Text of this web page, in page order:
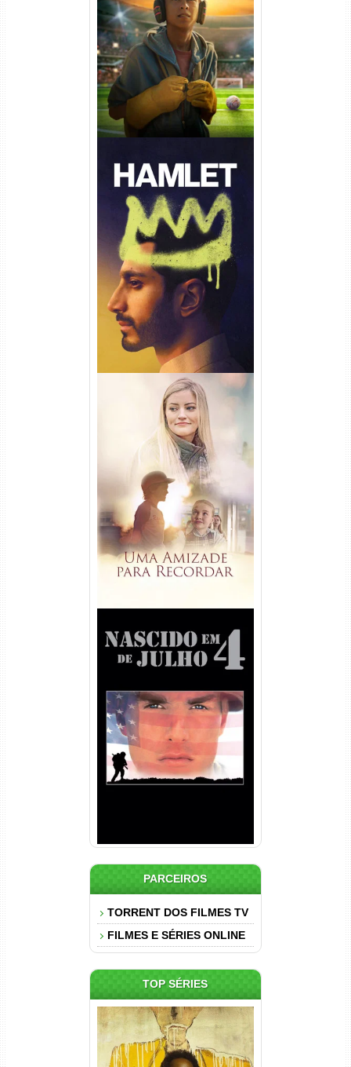
Um Goleiro Muito Improvável
Torrent (2026) WEB-DL 1080p
Dual Áudio
Hamlet Torrent (2026) WEB-
DL 1080p Dual Áudio
Uma Amizade para Recordar
Torrent (2025) WEB-DL 1080p
Dual Áudio
Nascido em 4 de Julho
Torrent (1989) WEB-DL 1080p
Dual Áudio
PARCEIROS
TORRENT DOS FILMES TV
FILMES E SÉRIES ONLINE
TOP SÉRIES